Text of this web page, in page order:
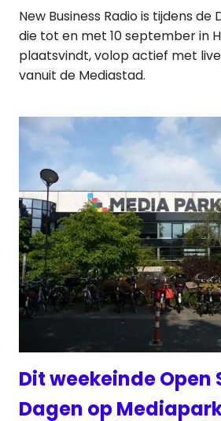
New Business Radio is tijdens de
die tot en met 10 september in
plaatsvindt, volop actief met
vanuit de Mediastad.
Dit weekeinde Open
Dagen op